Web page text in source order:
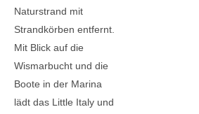
Naturstrand mit
Strandkörben entfernt.
Mit Blick auf die
Wismarbucht und die
Boote in der Marina
lädt das Little Italy und